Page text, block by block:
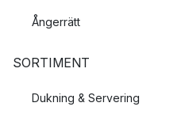
Ångerrätt
SORTIMENT
Dukning & Servering